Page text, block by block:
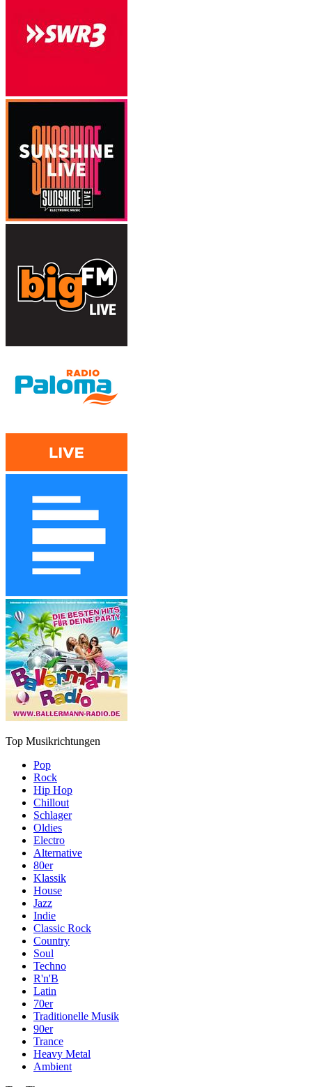
Top Musikrichtungen
Pop
Rock
Hip Hop
Chillout
Schlager
Oldies
Electro
Alternative
80er
Klassik
House
Jazz
Indie
Classic Rock
Country
Soul
Techno
R'n'B
Latin
70er
Traditionelle Musik
90er
Trance
Heavy Metal
Ambient